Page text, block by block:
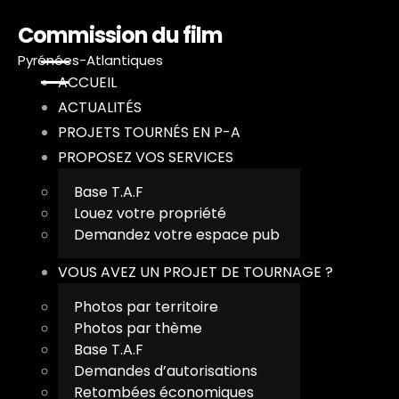
Commission du film
Pyrénées-Atlantiques
ACCUEIL
ACTUALITÉS
PROJETS TOURNÉS EN P-A
PROPOSEZ VOS SERVICES
Base T.A.F
Louez votre propriété
Demandez votre espace pub
VOUS AVEZ UN PROJET DE TOURNAGE ?
Photos par territoire
Photos par thème
Base T.A.F
Demandes d’autorisations
Retombées économiques